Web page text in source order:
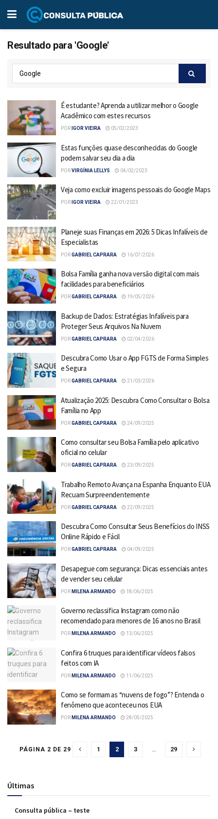
Resultado para 'Google'
É estudante? Aprenda a utilizar melhor o Google
Acadêmico com estes recursos
POR IGOR VIEIRA 05/02/2023
Estas funções quase desconhecidas do Google
podem salvar seu dia a dia
PORVIRGÍNIA LELLYS 04/02/2023
Veja como excluir imagens pessoais do Google Maps
POR IGOR VIEIRA 22/01/2023
Planeje suas Finanças em 2026: 5 Dicas Infalíveis de
Especialistas
PORGABRIEL CAPRARA 16/07/2026
Bolsa Família ganha nova versão digital com mais
facilidades para beneficiários
PORGABRIEL CAPRARA 19/05/2026
Backup de Dados: Estratégias Infalíveis para
Proteger Seus Arquivos Na Nuvem
PORGABRIEL CAPRARA 02/04/2026
Descubra Como Usar o App FGTS de Forma Simples
e Segura
PORGABRIEL CAPRARA 21/03/2026
Atualização 2025: Descubra Como Consultar o Bolsa
Família no App
PORGABRIEL CAPRARA 24/09/2025
Como consultar seu Bolsa Família pelo aplicativo
oficial no celular
PORGABRIEL CAPRARA 23/09/2025
Trabalho Remoto Avança na Espanha Enquanto EUA
Recuam Surpreendentemente
PORGABRIEL CAPRARA 22/09/2025
Descubra Como Consultar Seus Benefícios do INSS
Online Rápido e Fácil
PORGABRIEL CAPRARA 04/09/2025
Desapegue com segurança: Dicas essenciais antes
de vender seu celular
POR MILENA ARMANDO 18/06/2025
Governo reclassifica Instagram como não
recomendado para menores de 16 anos no Brasil
POR MILENA ARMANDO 13/06/2025
Confira 6 truques para identificar vídeos falsos
feitos com IA
POR MILENA ARMANDO 11/06/2025
Como se formam as “nuvens de fogo”? Entenda o
fenômeno que aconteceu nos EUA
POR MILENA ARMANDO 28/05/2025
PÁGINA 2 DE 29 1 2 3 29
Últimas
Consulta pública – teste